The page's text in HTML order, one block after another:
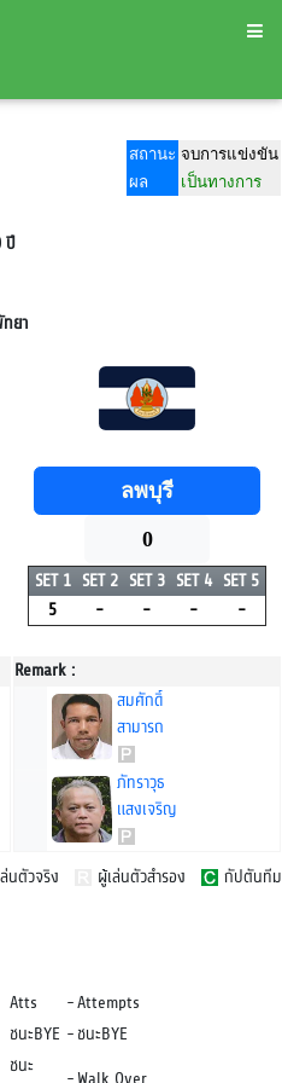
สถานะ จบการแข่งขัน
ผล
เป็นทางการ
ปี
ยา
ลพบุรี
0
SET 1 SET 2 SET 3 SET 4 SET 5
5
- - - -
Remark :
สมศักดิ์
สามารถ
ภัทราวุธ
แสงเจริญ
นตัวจริง ผู้เล่นตัวสำรอง กัปตันทีม
Atts -Attempts
ชนะBYE -ชนะBYE
ชนะ